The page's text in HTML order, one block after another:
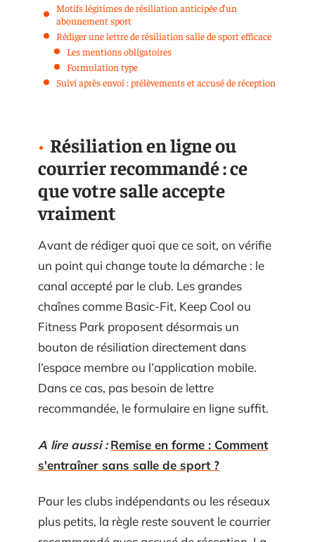
Motifs légitimes de résiliation anticipée d’un
abonnement sport
Rédiger une lettre de résiliation salle de sport efficace
Les mentions obligatoires
Formulation type
Suivi après envoi : prélèvements et accusé de réception
Résiliation en ligne ou
courrier recommandé : ce
que votre salle accepte
vraiment
Avant de rédiger quoi que ce soit, on vérifie
un point qui change toute la démarche : le
canal accepté par le club. Les grandes
chaînes comme Basic-Fit, Keep Cool ou
Fitness Park proposent désormais un
bouton de résiliation directement dans
l’espace membre ou l’application mobile.
Dans ce cas, pas besoin de lettre
recommandée, le formulaire en ligne suffit.
A lire aussi : Remise en forme : Comment
s'entraîner sans salle de sport ?
Pour les clubs indépendants ou les réseaux
plus petits, la règle reste souvent le courrier